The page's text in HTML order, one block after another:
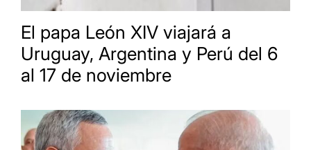
El papa León XIV viajará a
Uruguay, Argentina y Perú del 6
al 17 de noviembre